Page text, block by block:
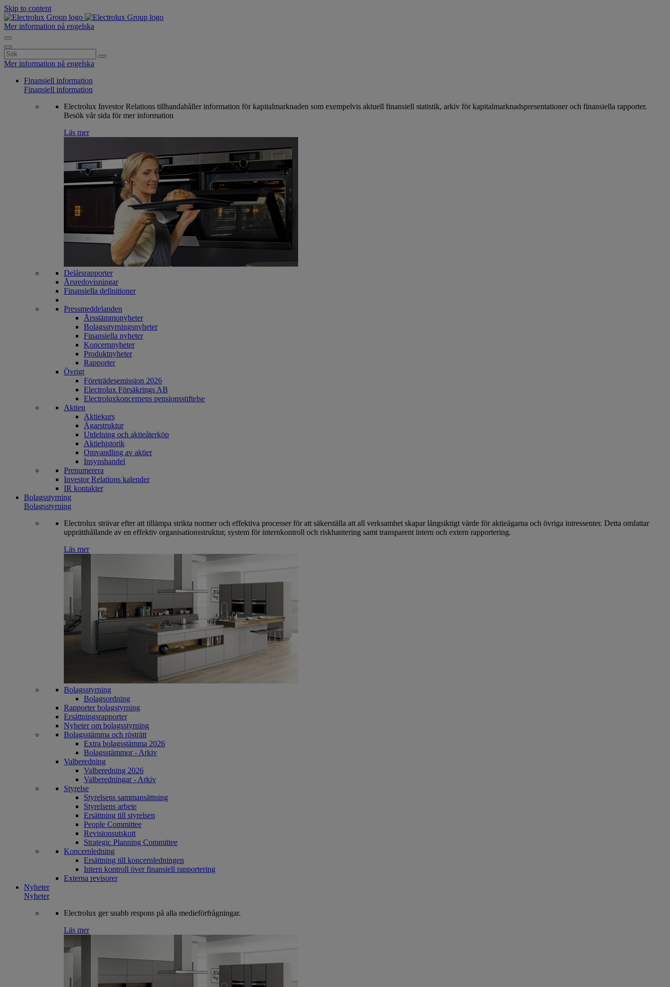
Skip to content
Mer information på engelska
Search
for:
Mer information på engelska
Finansiell information
Finansiell information
Electrolux Investor Relations tillhandahåller information för kapitalmarknaden som exempelvis aktuell finansiell statistik, arkiv för kapitalmarknadspresentationer och finansiella rapporter.
Besök vår sida för mer information
Läs mer
Delårsrapporter
Årsredovisningar
Finansiella definitioner
Pressmeddelanden
Årsstämmonyheter
Bolagsstyrningsnyheter
Finansiella nyheter
Koncernnyheter
Produktnyheter
Rapporter
Övrigt
Företrädesemission 2026
Electrolux Försäkrings AB
Electroluxkoncernens pensionsstiftelse
Aktien
Aktiekurs
Ägarstruktur
Utdelning och aktieåterköp
Aktiehistorik
Omvandling av aktier
Insynshandel
Prenumerera
Investor Relations kalender
IR kontakter
Bolagsstyrning
Bolagsstyrning
Electrolux strävar efter att tillämpa strikta normer och effektiva processer för att säkerställa att all verksamhet skapar långsiktigt värde för aktieägarna och övriga intressenter. Detta omfattar
upprätthållande av en effektiv organisationsstruktur, system för internkontroll och riskhantering samt transparent intern och extern rapportering.
Läs mer
Bolagsstyrning
Bolagsordning
Rapporter bolagstyrning
Ersättningsrapporter
Nyheter om bolagsstyrning
Bolagsstämma och rösträtt
Extra bolagsstämma 2026
Bolagsstämmor - Arkiv
Valberedning
Valberedning 2026
Valberedningar - Arkiv
Styrelse
Styrelsens sammansättning
Styrelsens arbete
Ersättning till styrelsen
People Committee
Revisionsutskott
Strategic Planning Committee
Koncernledning
Ersättning till koncernledningen
Intern kontroll över finansiell rapportering
Externa revisorer
Nyheter
Nyheter
Electrolux ger snabb respons på alla medieförfrågningar.
Läs mer